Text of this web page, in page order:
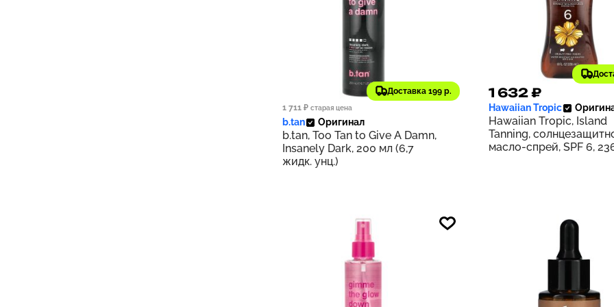
Доставка 199 р.
135
1 711 ₽ старая цена
b.tan Оригинал
b.tan, Too Tan to Give A Damn,
Insanely Dark, 200 мл (6,7
жидк. унц.)
1 632 ₽
Hawaiian Tropic
Hawaiian Tropic, Island
Tanning,
масло-спрей, SPF 6,